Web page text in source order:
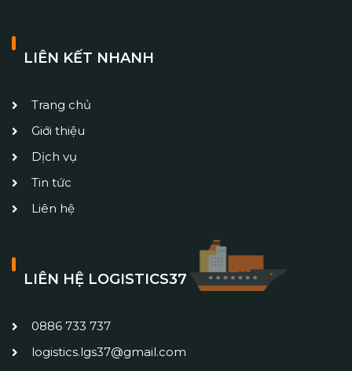
LIÊN KẾT NHANH
Trang chủ
Giới thiệu
Dịch vụ
Tin tức
Liên hệ
LIÊN HỆ LOGISTICS37
0886 733 737
logistics.lgs37@gmail.com